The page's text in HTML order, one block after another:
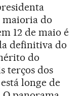
do
12 de maio é
definitiva do
do
terços dos
longe de